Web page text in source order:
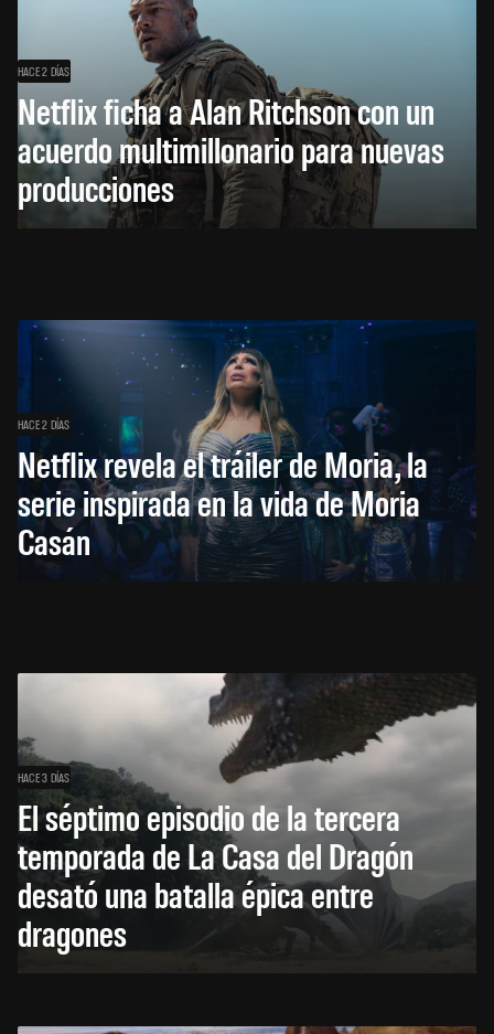
HACE 2 DÍAS
Netflix ficha a Alan Ritchson con un
acuerdo multimillonario para nuevas
producciones
HACE 2 DÍAS
Netflix revela el tráiler de Moria, la
serie inspirada en la vida de Moria
Casán
HACE 3 DÍAS
El séptimo episodio de la tercera
temporada de La Casa del Dragón
desató una batalla épica entre
dragones